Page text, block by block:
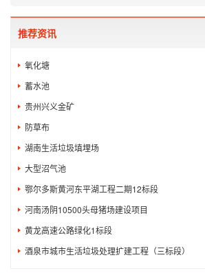
推荐资讯
氧化塘
蓄水池
贵州兴义金矿
防草布
湖南生活垃圾填埋场
大型沼气池
鄂尔多斯黄河东平湖工程二期12标段
河南汤阴10500头母猪场建设项目
黄龙高速公路绿化1标段
酒泉市城市生活垃圾处理扩建工程（三标段）